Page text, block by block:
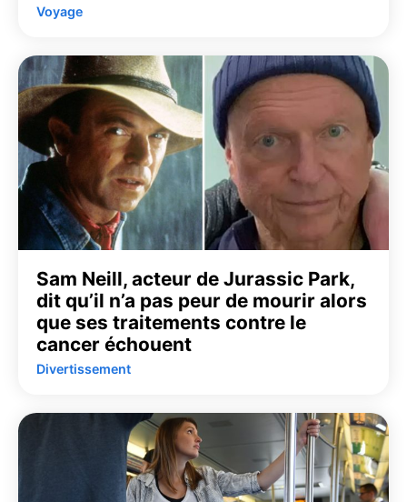
Voyage
Sam Neill, acteur de Jurassic Park,
dit qu’il n’a pas peur de mourir alors
que ses traitements contre le
cancer échouent
Divertissement